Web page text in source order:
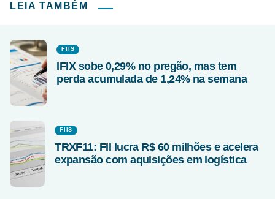
LEIA TAMBÉM
FIIS
IFIX sobe 0,29% no pregão, mas tem
perda acumulada de 1,24% na semana
FIIS
TRXF11: FII lucra R$ 60 milhões e acelera
expansão com aquisições em logística